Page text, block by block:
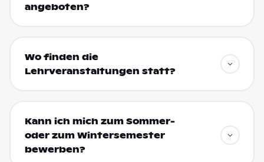
angeboten?
Wo finden die
Lehrveranstaltungen statt?
Kann ich mich zum Sommer-
oder zum Wintersemester
bewerben?